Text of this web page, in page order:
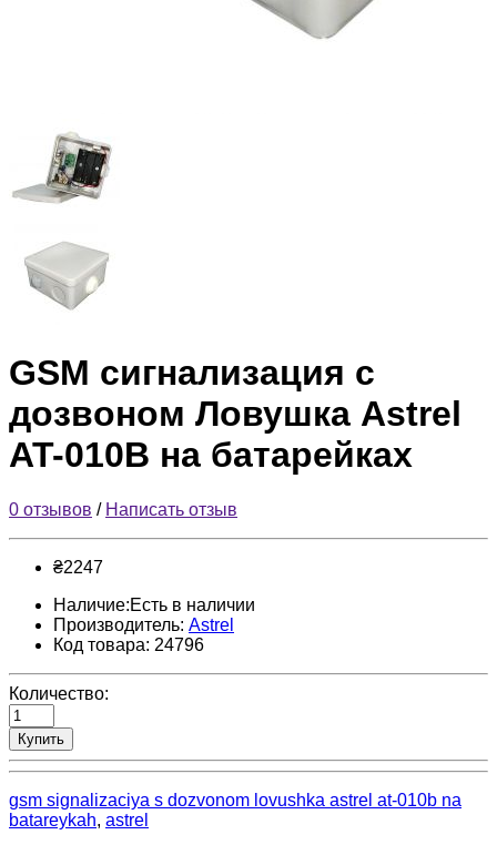
GSM сигнализация с
дозвоном Ловушка Astrel
AT-010B на батарейках
0 отзывов / Написать отзыв
₴2247
Наличие:Есть в наличии
Производитель: Astrel
Код товара: 24796
Количество:
Купить
gsm signalizaciya s dozvonom lovushka astrel at-010b na
batareykah, astrel